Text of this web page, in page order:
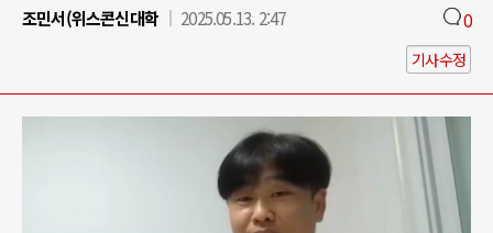
조민서(위스콘신대학
2025.05.13. 2:47 0
기사수정